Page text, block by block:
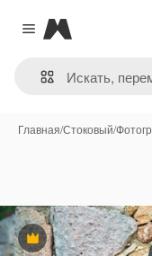
Close menu
Magnific
Главная/Стоковый/
Премиум